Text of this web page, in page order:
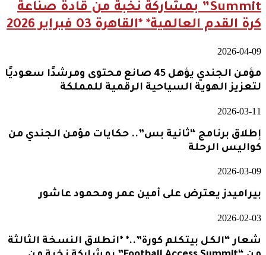
Summit” بمشاركة نخبة من قادة صناعة
كرة القدم العالمية* *القاهرة 03 فبراير 2026
2026-04-09
مؤمن الجندي يؤهل 45 صانع محتوى ومرشدًا سعوديًا
لتعزيز الهوية السياحية الرقمية للمملكة
2026-03-11
إطلاق برنامج “ثانية بس”.. حكايات مؤمن الجندي من
كواليس الرحلة
2026-03-09
بيراميدز يعترض على أمين عمر ومحمود عاشور
2026-02-03
شعار “الكل بيتكلم كورة”..* *انطلاق النسخة الثالثة